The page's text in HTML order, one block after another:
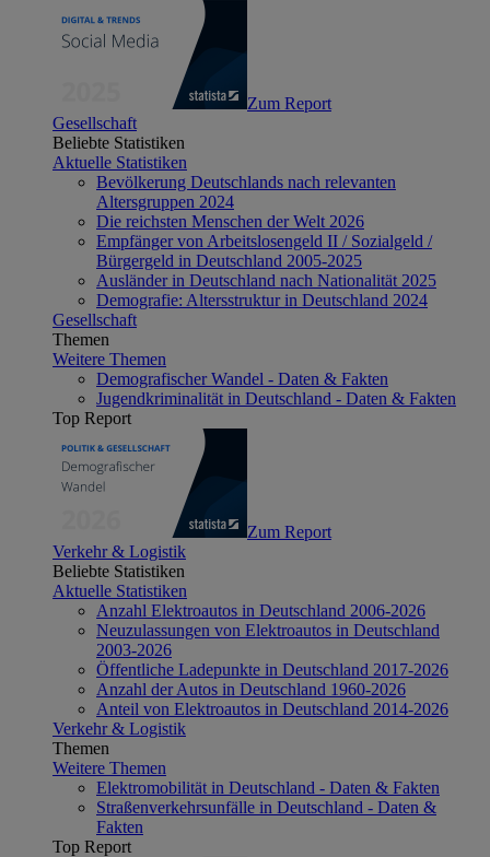
Zum Report
Gesellschaft
Beliebte Statistiken
Aktuelle Statistiken
Bevölkerung Deutschlands nach relevanten
Altersgruppen 2024
Die reichsten Menschen der Welt 2026
Empfänger von Arbeitslosengeld II / Sozialgeld /
Bürgergeld in Deutschland 2005-2025
Ausländer in Deutschland nach Nationalität 2025
Demografie: Altersstruktur in Deutschland 2024
Gesellschaft
Themen
Weitere Themen
Demografischer Wandel - Daten & Fakten
Jugendkriminalität in Deutschland - Daten & Fakten
Top Report
Zum Report
Verkehr & Logistik
Beliebte Statistiken
Aktuelle Statistiken
Anzahl Elektroautos in Deutschland 2006-2026
Neuzulassungen von Elektroautos in Deutschland
2003-2026
Öffentliche Ladepunkte in Deutschland 2017-2026
Anzahl der Autos in Deutschland 1960-2026
Anteil von Elektroautos in Deutschland 2014-2026
Verkehr & Logistik
Themen
Weitere Themen
Elektromobilität in Deutschland - Daten & Fakten
Straßenverkehrsunfälle in Deutschland - Daten &
Fakten
Top Report